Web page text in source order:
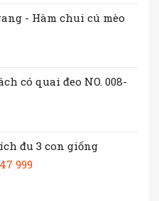
- Hàm chui cú mèo
có quai đeo NO. 008-
đu 3 con giống
999